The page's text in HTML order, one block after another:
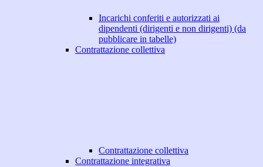
Incarichi conferiti e autorizzati ai
dipendenti (dirigenti e non dirigenti) (da
pubblicare in tabelle)
Contrattazione collettiva
Contrattazione collettiva
Contrattazione integrativa